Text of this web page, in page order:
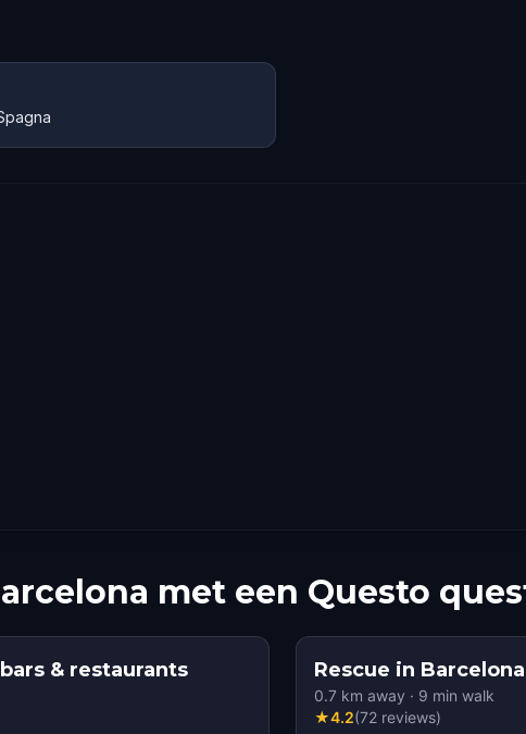
met een Questo
& restaurants Rescue in Barcelona
0.7 km away · 9 min walk
★4.2(72 reviews)